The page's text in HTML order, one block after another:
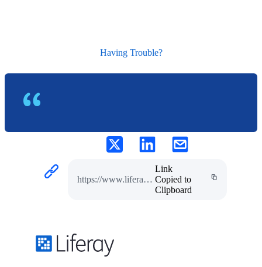
Having Trouble?
https://www.liferay.com/pt/w/ach-colombia
Link
Copied to
Clipboard